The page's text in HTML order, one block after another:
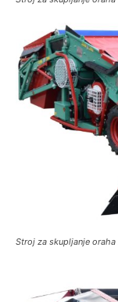
Stroj za skupljanje oraha